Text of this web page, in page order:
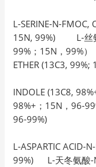
L-SERINE-N-FMOC,
15N, 99%) L-丝氨
99%；15N，99%
ETHER (13C3, 99%;
INDOLE (13C8,
98%+；15N，96-
96-99%)
L-ASPARTIC ACID-
99%) L-天冬氨酸-